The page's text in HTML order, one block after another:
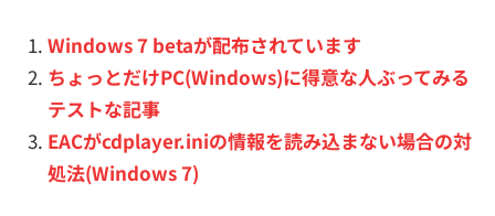
Windows 7 betaが配布されています
ちょっとだけPC(Windows)に得意な人ぶってみる
テストな記事
EACがcdplayer.iniの情報を読み込まない場合の対
処法(Windows 7)